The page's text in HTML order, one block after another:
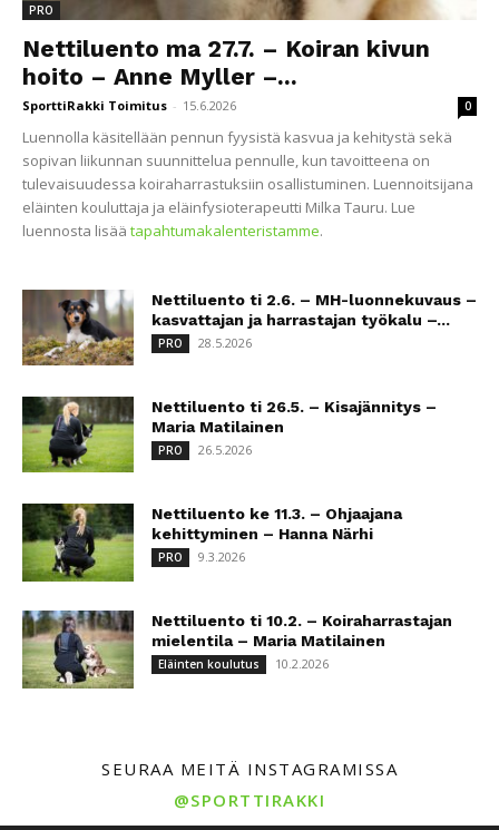
PRO
Nettiluento ma 27.7. – Koiran kivun
hoito – Anne Myller –...
SporttiRakki Toimitus - 15.6.2026 0
Luennolla käsitellään pennun fyysistä kasvua ja kehitystä sekä
sopivan liikunnan suunnittelua pennulle, kun tavoitteena on
tulevaisuudessa koiraharrastuksiin osallistuminen. Luennoitsijana
eläinten kouluttaja ja eläinfysioterapeutti Milka Tauru. Lue
luennosta lisää tapahtumakalenteristamme.
Nettiluento ti 2.6. – MH-luonnekuvaus –
kasvattajan ja harrastajan työkalu –...
PRO 28.5.2026
Nettiluento ti 26.5. – Kisajännitys –
Maria Matilainen
PRO 26.5.2026
Nettiluento ke 11.3. – Ohjaajana
kehittyminen – Hanna Närhi
PRO 9.3.2026
Nettiluento ti 10.2. – Koiraharrastajan
mielentila – Maria Matilainen
Eläinten koulutus 10.2.2026
SEURAA MEITÄ INSTAGRAMISSA
@SPORTTIRAKKI